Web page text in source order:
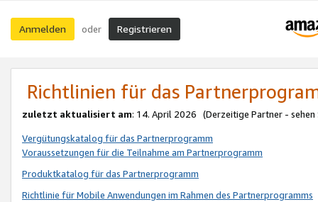
Anmelden oder Registrieren
Richtlinien für das
zuletzt aktualisiert am: 14. April 2026 (Derzeitige Partner - sehen
Vergütungskatalog für das Partnerprogramm
Voraussetzungen für die Teilnahme am Partnerprogramm
Produktkatalog für das Partnerprogramm
Richtlinie für Mobile Anwendungen im Rahmen des Partnerprogramms